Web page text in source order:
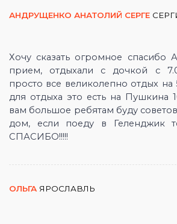
АНДРУЩЕНКО АНАТОЛИЙ СЕРГЕ
Хочу сказать огромное спасибо
прием, отдыхали с дочкой с
просто все великолепно отдых на
для отдыха это есть на Пушкина
вам большое ребятам буду
дом, если поеду в Геленджик
СПАСИБО!!!!!
ОЛЬГА ЯРОСЛАВЛЬ